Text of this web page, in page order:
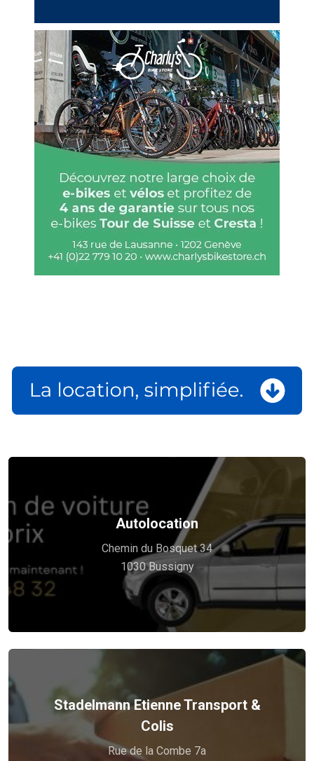
Autolocation
Chemin du Bosquet 34
1030 Bussigny
Votre route vers la tranquillité !
Voir plus
Stadelmann Etienne Transport &
Colis
Rue de la Combe 7a
Etienne à Votre Service.